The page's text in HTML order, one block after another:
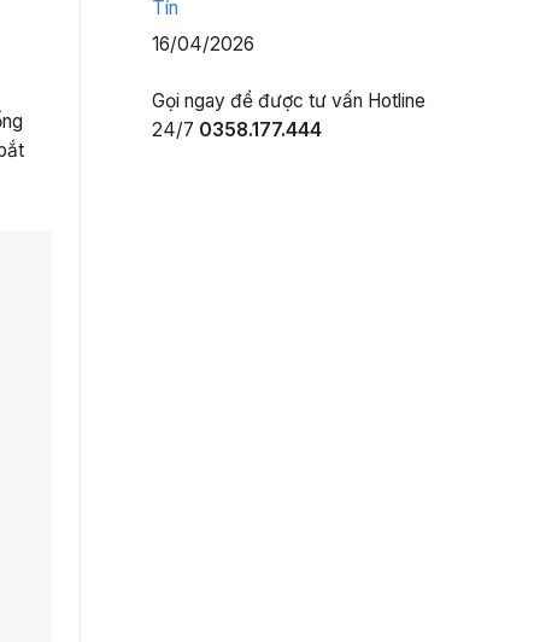
Tín
16/04/2026
Gọi ngay để được tư vấn Hotline
24/7 0358.177.444